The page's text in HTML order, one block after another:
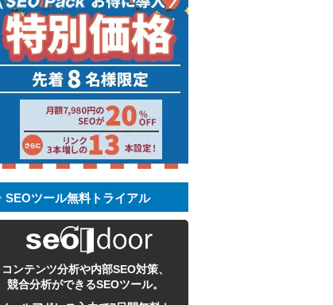
SEOツール無料トライアル
コンテンツ分析や内部SEO対策、
競合分析ができるSEOツール。